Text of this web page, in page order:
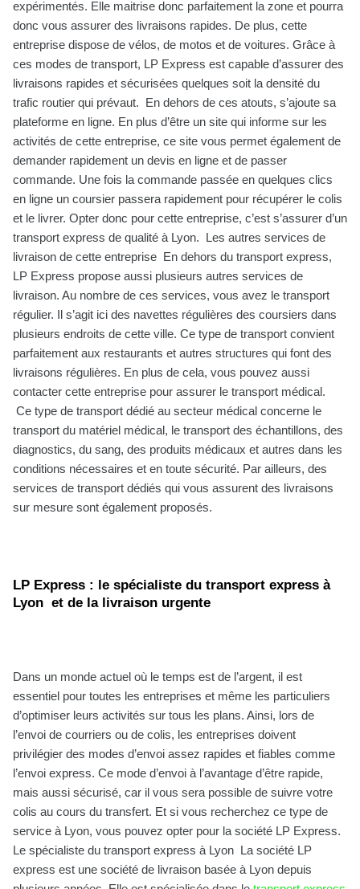
expérimentés. Elle maitrise donc parfaitement la zone et pourra
donc vous assurer des livraisons rapides. De plus, cette
entreprise dispose de vélos, de motos et de voitures. Grâce à
ces modes de transport, LP Express est capable d’assurer des
livraisons rapides et sécurisées quelques soit la densité du
trafic routier qui prévaut. En dehors de ces atouts, s’ajoute sa
plateforme en ligne. En plus d’être un site qui informe sur les
activités de cette entreprise, ce site vous permet également de
demander rapidement un devis en ligne et de passer
commande. Une fois la commande passée en quelques clics
en ligne un coursier passera rapidement pour récupérer le colis
et le livrer. Opter donc pour cette entreprise, c’est s’assurer d’un
transport express de qualité à Lyon. Les autres services de
livraison de cette entreprise En dehors du transport express,
LP Express propose aussi plusieurs autres services de
livraison. Au nombre de ces services, vous avez le transport
régulier. Il s’agit ici des navettes régulières des coursiers dans
plusieurs endroits de cette ville. Ce type de transport convient
parfaitement aux restaurants et autres structures qui font des
livraisons régulières. En plus de cela, vous pouvez aussi
contacter cette entreprise pour assurer le transport médical.
Ce type de transport dédié au secteur médical concerne le
transport du matériel médical, le transport des échantillons, des
diagnostics, du sang, des produits médicaux et autres dans les
conditions nécessaires et en toute sécurité. Par ailleurs, des
services de transport dédiés qui vous assurent des livraisons
sur mesure sont également proposés.
LP Express : le spécialiste du transport express à
Lyon et de la livraison urgente
Dans un monde actuel où le temps est de l’argent, il est
essentiel pour toutes les entreprises et même les particuliers
d’optimiser leurs activités sur tous les plans. Ainsi, lors de
l’envoi de courriers ou de colis, les entreprises doivent
privilégier des modes d’envoi assez rapides et fiables comme
l’envoi express. Ce mode d’envoi à l’avantage d’être rapide,
mais aussi sécurisé, car il vous sera possible de suivre votre
colis au cours du transfert. Et si vous recherchez ce type de
service à Lyon, vous pouvez opter pour la société LP Express.
Le spécialiste du transport express à Lyon La société LP
express est une société de livraison basée à Lyon depuis